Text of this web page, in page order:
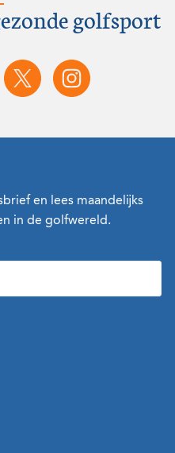
golfsport
en lees maandelijks
in de golfwereld.